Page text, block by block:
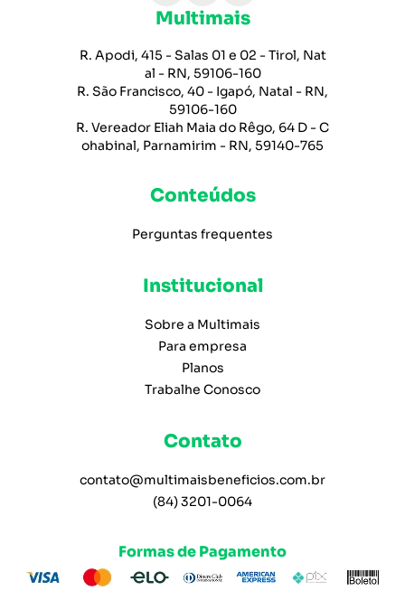
Multimais
R. Apodi, 415 - Salas 01 e 02 - Tirol, Nat
al - RN, 59106-160
R. São Francisco, 40 - Igapó, Natal - RN,
59106-160
R. Vereador Eliah Maia do Rêgo, 64 D - C
ohabinal, Parnamirim - RN, 59140-765
Conteúdos
Perguntas frequentes
Institucional
Sobre a Multimais
Para empresa
Planos
Trabalhe Conosco
Contato
contato@multimaisbeneficios.com.br
(84) 3201-0064
Formas de Pagamento